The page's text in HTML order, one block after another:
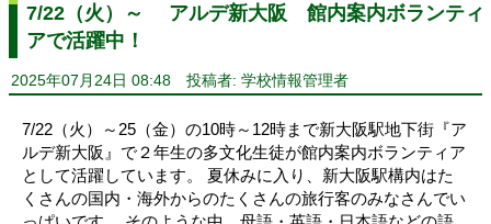
7/22（火）～ アルデ新大阪 館内案内ボランティ
アで活躍中！
2025年07月24日 08:48 投稿者: 学校情報管理者
7/22（火）～25（金）の10時～12時まで新大阪駅地下街『ア
ルデ新大阪』で２年生の多文化生徒が館内案内ボランティア
として活躍しています。 夏休みに入り、新大阪駅構内はた
くさんの国内・海外からのたくさんの旅行客のみなさんでい